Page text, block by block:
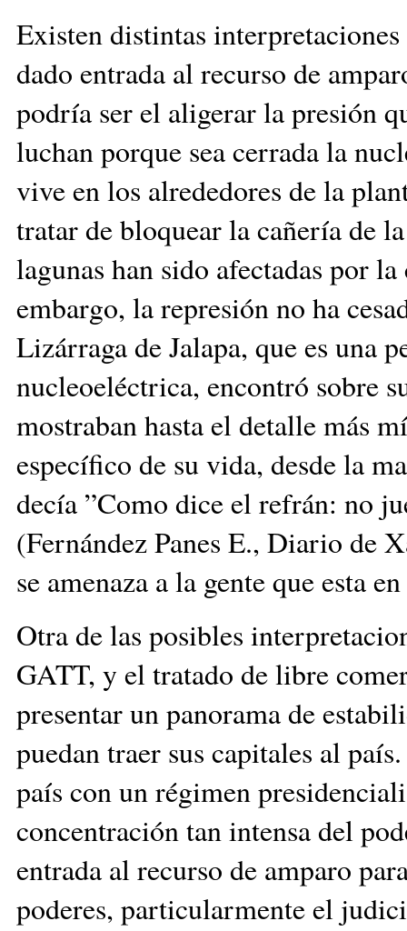
Existen distintas
dado entrada al recurso de
podría ser el aligerar la presión
luchan porque sea cerrada la
vive en los alrededores de la
tratar de bloquear la cañería de
lagunas han sido afectadas por
embargo, la represión no ha
Lizárraga de Jalapa, que es una
nucleoeléctrica, encontró sobre
mostraban hasta el detalle más
específico de su vida, desde la
decía ”Como dice el refrán: no
(Fernández Panes E., Diario de
se amenaza a la gente que esta
Otra de las posibles
GATT, y el tratado de libre
presentar un panorama de
puedan traer sus capitales al
país con un régimen
concentración tan intensa del
entrada al recurso de amparo
poderes, particularmente el